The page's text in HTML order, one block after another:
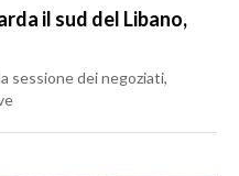
il sud del Libano,
sessione dei negoziati,